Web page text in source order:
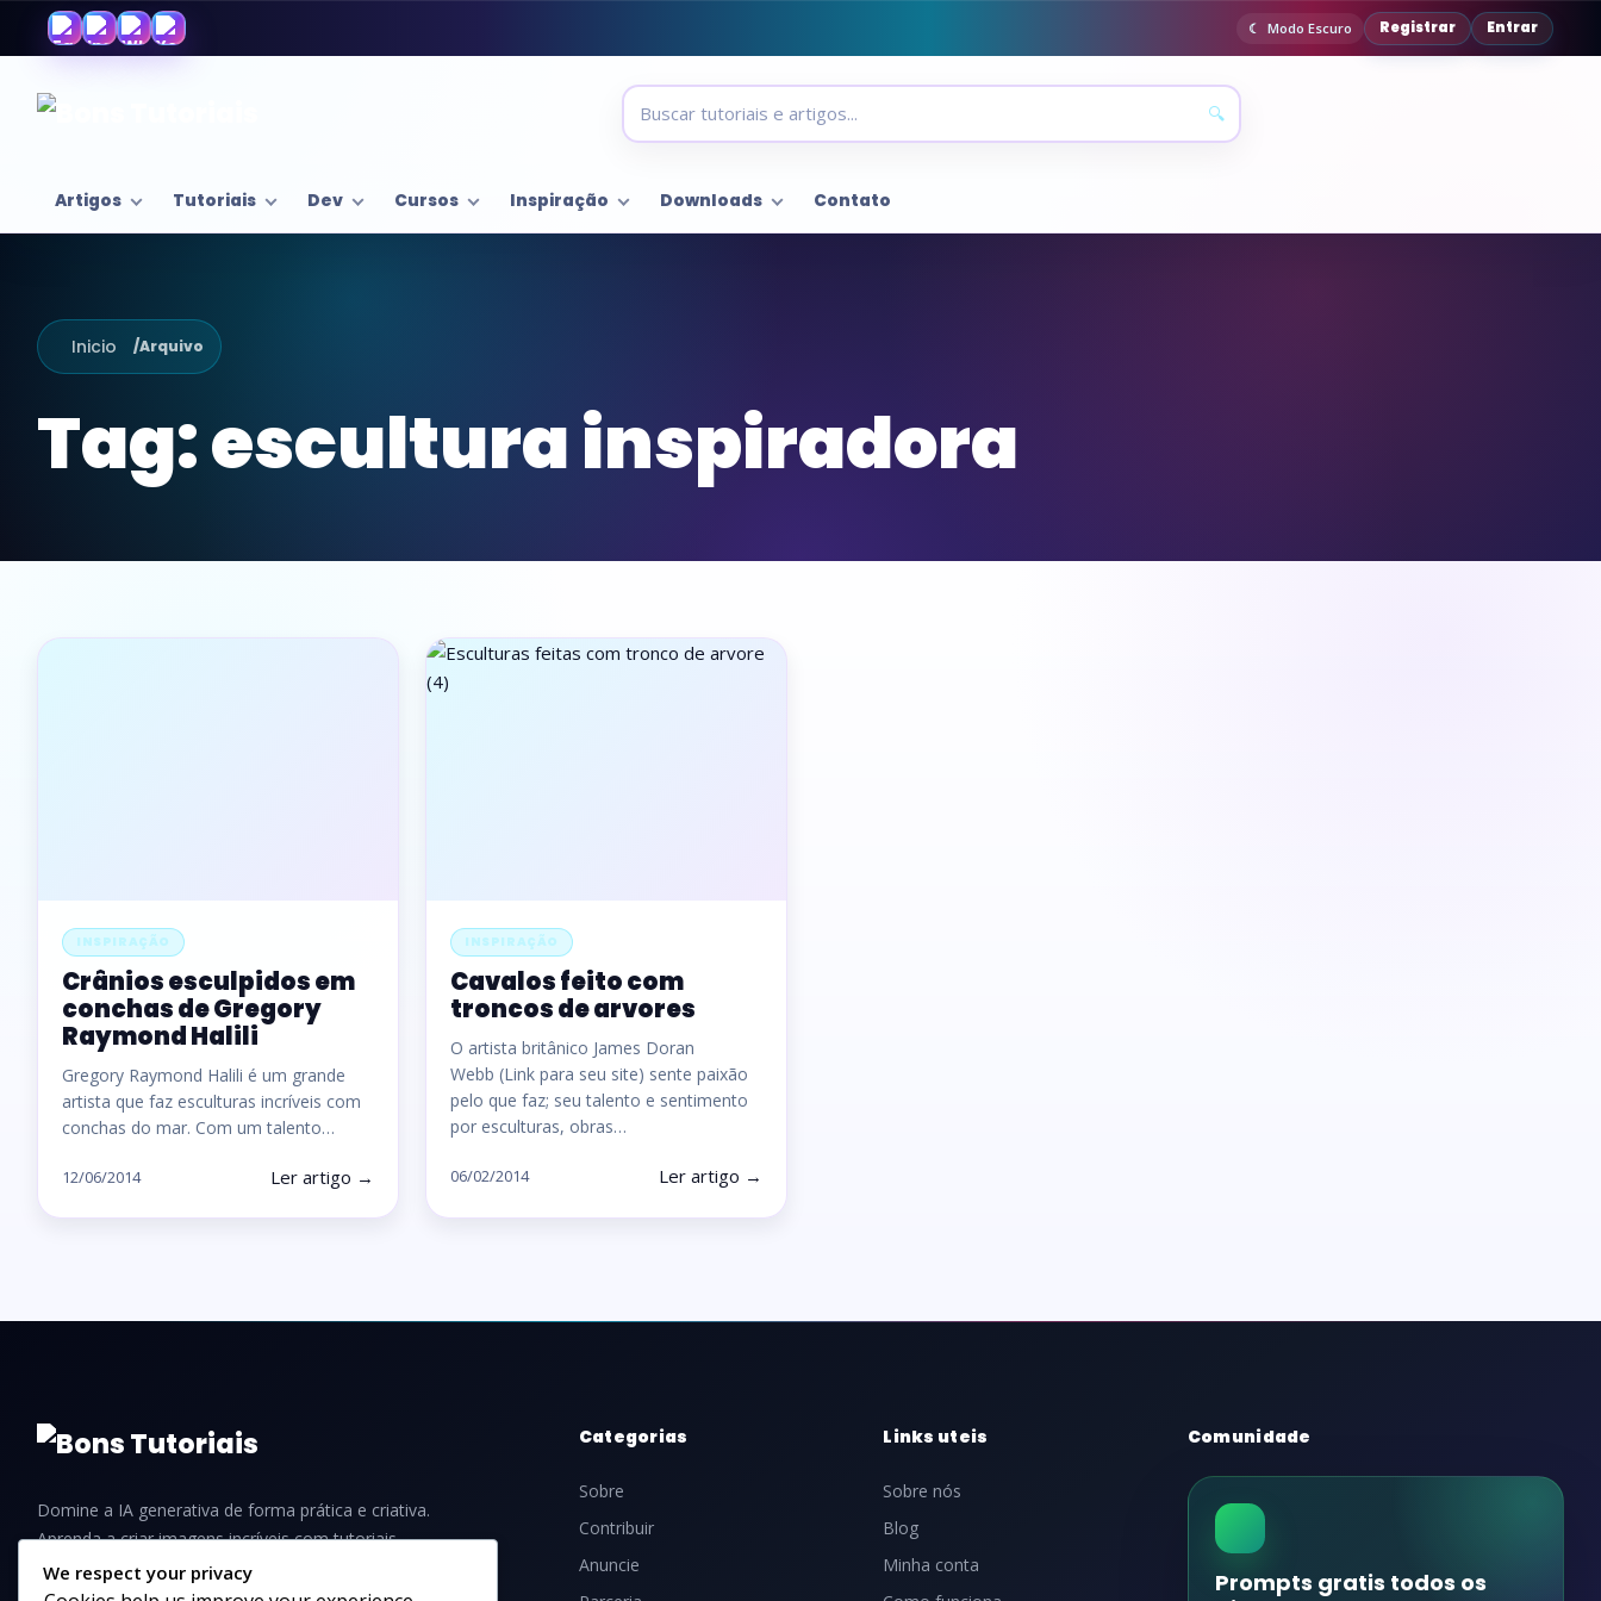
Modo Escuro Registrar Entrar
🔍
Artigos Tutoriais Dev Cursos Inspiração Downloads Contato
Inicio /Arquivo
Tag:escultura inspiradora
INSPIRAÇÃO
Crânios esculpidos em
conchas de Gregory
Raymond Halili
Gregory Raymond Halili é um grande
artista que faz esculturas incríveis com
conchas do mar. Com um talento…
12/06/2014 Ler artigo →
INSPIRAÇÃO
Cavalos feito com
troncos de arvores
O artista britânico James Doran
Webb (Link para seu site) sente paixão
pelo que faz; seu talento e sentimento
por esculturas, obras…
06/02/2014 Ler artigo →
Domine a IA generativa de forma prática e criativa.
Aprenda a criar imagens incríveis com tutoriais,
guias e dicas para iniciantes e profissionais.
Categorias
Sobre
Contribuir
Anuncie
Links uteis
Sobre nós
Blog
Minha conta
Comunidade
Prompts gratis todos os
We respect your privacy